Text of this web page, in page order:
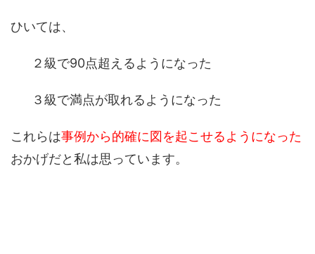
ひいては、
２級で90点超えるようになった
３級で満点が取れるようになった
これらは事例から的確に図を起こせるようになった
おかげだと私は思っています。